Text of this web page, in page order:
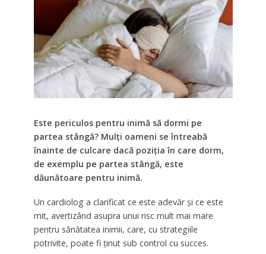
Este periculos pentru inimă să dormi pe
partea stângă? Mulți oameni se întreabă
înainte de culcare dacă poziția în care dorm,
de exemplu pe partea stângă, este
dăunătoare pentru inimă.
Un cardiolog a clarificat ce este adevăr și ce este
mit, avertizând asupra unui risc mult mai mare
pentru sănătatea inimii, care, cu strategiile
potrivite, poate fi ținut sub control cu succes.